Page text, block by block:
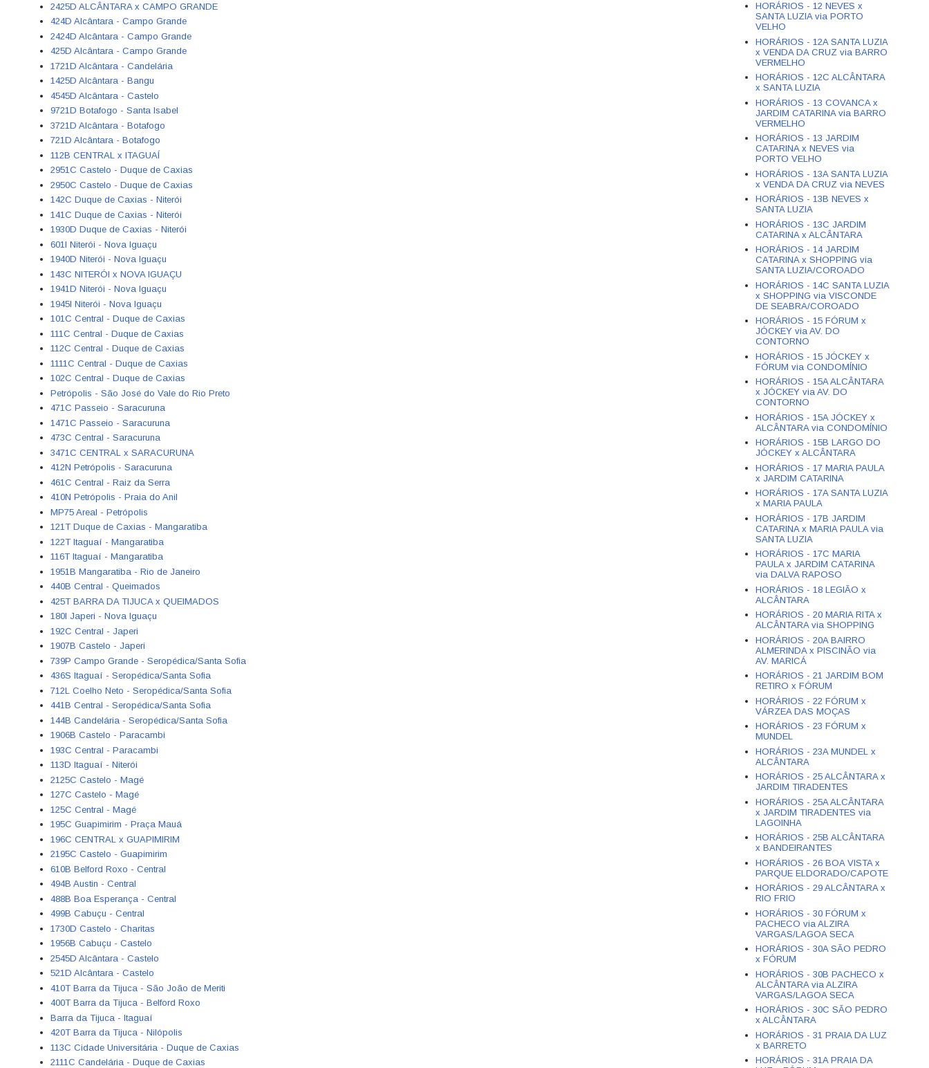
2425D ALCÂNTARA x CAMPO GRANDE
424D Alcântara - Campo Grande
2424D Alcântara - Campo Grande
425D Alcântara - Campo Grande
1721D Alcântara - Candelária
1425D Alcântara - Bangu
4545D Alcântara - Castelo
9721D Botafogo - Santa Isabel
3721D Alcântara - Botafogo
721D Alcântara - Botafogo
112B CENTRAL x ITAGUAÍ
2951C Castelo - Duque de Caxias
2950C Castelo - Duque de Caxias
142C Duque de Caxias - Niterói
141C Duque de Caxias - Niterói
1930D Duque de Caxias - Niterói
601I Niterói - Nova Iguaçu
1940D Niterói - Nova Iguaçu
143C NITERÓI x NOVA IGUAÇU
1941D Niterói - Nova Iguaçu
1945I Niterói - Nova Iguaçu
101C Central - Duque de Caxias
111C Central - Duque de Caxias
112C Central - Duque de Caxias
1111C Central - Duque de Caxias
102C Central - Duque de Caxias
Petrópolis - São José do Vale do Rio Preto
471C Passeio - Saracuruna
1471C Passeio - Saracuruna
473C Central - Saracuruna
3471C CENTRAL x SARACURUNA
412N Petrópolis - Saracuruna
461C Central - Raiz da Serra
410N Petrópolis - Praia do Anil
MP75 Areal - Petrópolis
121T Duque de Caxias - Mangaratiba
122T Itaguaí - Mangaratiba
116T Itaguaí - Mangaratiba
1951B Mangaratiba - Rio de Janeiro
440B Central - Queimados
425T BARRA DA TIJUCA x QUEIMADOS
180I Japeri - Nova Iguaçu
192C Central - Japeri
1907B Castelo - Japeri
739P Campo Grande - Seropédica/Santa Sofia
436S Itaguaí - Seropédica/Santa Sofia
712L Coelho Neto - Seropédica/Santa Sofia
441B Central - Seropédica/Santa Sofia
144B Candelária - Seropédica/Santa Sofia
1906B Castelo - Paracambi
193C Central - Paracambi
113D Itaguaí - Niterói
2125C Castelo - Magé
127C Castelo - Magé
125C Central - Magé
195C Guapimirim - Praça Mauá
196C CENTRAL x GUAPIMIRIM
2195C Castelo - Guapimirim
610B Belford Roxo - Central
494B Austin - Central
488B Boa Esperança - Central
499B Cabuçu - Central
1730D Castelo - Charitas
1956B Cabuçu - Castelo
2545D Alcântara - Castelo
521D Alcântara - Castelo
410T Barra da Tijuca - São João de Meriti
400T Barra da Tijuca - Belford Roxo
Barra da Tijuca - Itaguaí
420T Barra da Tijuca - Nilópolis
113C Cidade Universitária - Duque de Caxias
2111C Candelária - Duque de Caxias
HORÁRIOS - 12 NEVES x
SANTA LUZIA via PORTO
VELHO
HORÁRIOS - 12A SANTA LUZIA
x VENDA DA CRUZ via BARRO
VERMELHO
HORÁRIOS - 12C ALCÂNTARA
x SANTA LUZIA
HORÁRIOS - 13 COVANCA x
JARDIM CATARINA via BARRO
VERMELHO
HORÁRIOS - 13 JARDIM
CATARINA x NEVES via
PORTO VELHO
HORÁRIOS - 13A SANTA LUZIA
x VENDA DA CRUZ via NEVES
HORÁRIOS - 13B NEVES x
SANTA LUZIA
HORÁRIOS - 13C JARDIM
CATARINA x ALCÂNTARA
HORÁRIOS - 14 JARDIM
CATARINA x SHOPPING via
SANTA LUZIA/COROADO
HORÁRIOS - 14C SANTA LUZIA
x SHOPPING via VISCONDE
DE SEABRA/COROADO
HORÁRIOS - 15 FÓRUM x
JÓCKEY via AV. DO
CONTORNO
HORÁRIOS - 15 JÓCKEY x
FÓRUM via CONDOMÍNIO
HORÁRIOS - 15A ALCÂNTARA
x JÓCKEY via AV. DO
CONTORNO
HORÁRIOS - 15A JÓCKEY x
ALCÂNTARA via CONDOMÍNIO
HORÁRIOS - 15B LARGO DO
JÓCKEY x ALCÂNTARA
HORÁRIOS - 17 MARIA PAULA
x JARDIM CATARINA
HORÁRIOS - 17A SANTA LUZIA
x MARIA PAULA
HORÁRIOS - 17B JARDIM
CATARINA x MARIA PAULA via
SANTA LUZIA
HORÁRIOS - 17C MARIA
PAULA x JARDIM CATARINA
via DALVA RAPOSO
HORÁRIOS - 18 LEGIÃO x
ALCÂNTARA
HORÁRIOS - 20 MARIA RITA x
ALCÂNTARA via SHOPPING
HORÁRIOS - 20A BAIRRO
ALMERINDA x PISCINÃO via
AV. MARICÁ
HORÁRIOS - 21 JARDIM BOM
RETIRO x FÓRUM
HORÁRIOS - 22 FÓRUM x
VÁRZEA DAS MOÇAS
HORÁRIOS - 23 FÓRUM x
MUNDEL
HORÁRIOS - 23A MUNDEL x
ALCÂNTARA
HORÁRIOS - 25 ALCÂNTARA x
JARDIM TIRADENTES
HORÁRIOS - 25A ALCÂNTARA
x JARDIM TIRADENTES via
LAGOINHA
HORÁRIOS - 25B ALCÂNTARA
x BANDEIRANTES
HORÁRIOS - 26 BOA VISTA x
PARQUE ELDORADO/CAPOTE
HORÁRIOS - 29 ALCÂNTARA x
RIO FRIO
HORÁRIOS - 30 FÓRUM x
PACHECO via ALZIRA
VARGAS/LAGOA SECA
HORÁRIOS - 30A SÃO PEDRO
x FÓRUM
HORÁRIOS - 30B PACHECO x
ALCÂNTARA via ALZIRA
VARGAS/LAGOA SECA
HORÁRIOS - 30C SÃO PEDRO
x ALCÂNTARA
HORÁRIOS - 31 PRAIA DA LUZ
x BARRETO
HORÁRIOS - 31A PRAIA DA